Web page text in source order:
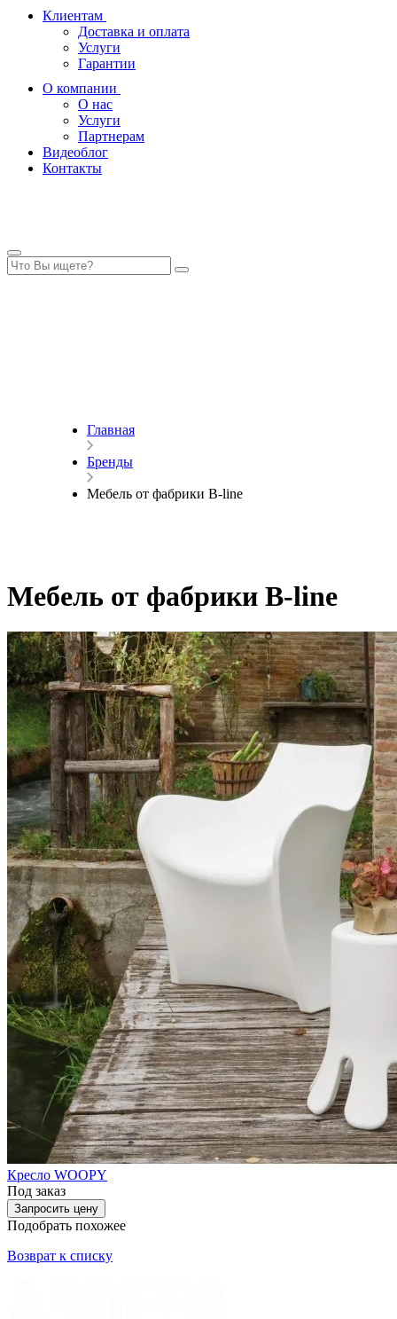
Клиентам
Доставка и оплата
Услуги
Гарантии
О компании
О нас
Услуги
Партнерам
Видеоблог
Контакты
Главная
Бренды
Мебель от фабрики B-line
Мебель от фабрики B-line
Кресло WOOPY
Под заказ
Запросить цену
Подобрать похожее
Возврат к списку